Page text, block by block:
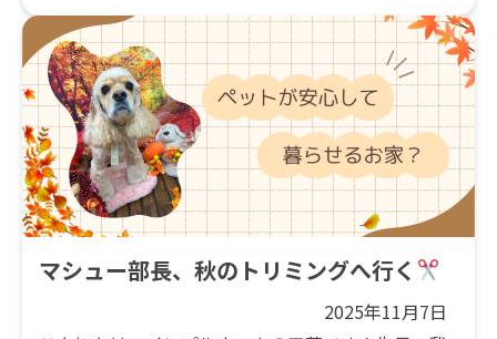
マシュー部長、秋のトリミングへ行く
2025年11月7日